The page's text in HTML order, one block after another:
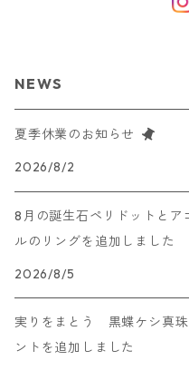
NEWS
夏季休業のお知らせ
2026/8/2
8月の誕生石ペリドットとア
ルのリングを追加しました
2026/8/5
実りをまとう 黒蝶ケシ真
ントを追加しました